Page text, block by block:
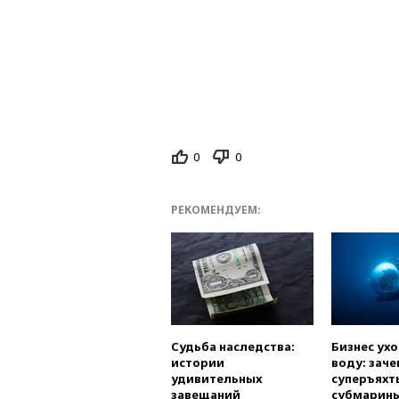
0 0
РЕКОМЕНДУЕМ:
Судьба наследства:
истории
удивительных
завещаний
Бизнес
воду: